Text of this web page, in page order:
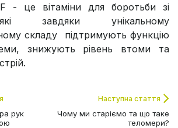
- це вітаміни для боротьби зі
завдяки унікальному
складу підтримують функцію
знижують рівень втоми та
рук
Наступна стаття
Чому ми старіємо та що таке
теломери?